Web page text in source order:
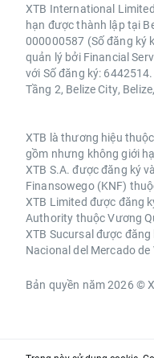
XTB International
hạn được thành lập tại
000000587 (Số đăng ký
quản lý bởi Financial
với Số đăng ký:
Tầng 2, Belize City,
XTB là thương hiệu
gồm nhưng không giới
XTB S.A. được đăng ký
Finansowego (KNF)
XTB Limited được đăng
Authority thuộc Vương
XTB Sucursal được
Nacional del Mercado
Bản quyền năm 2026 ©